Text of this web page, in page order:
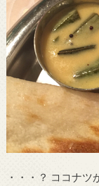
・・・？ ココナツ